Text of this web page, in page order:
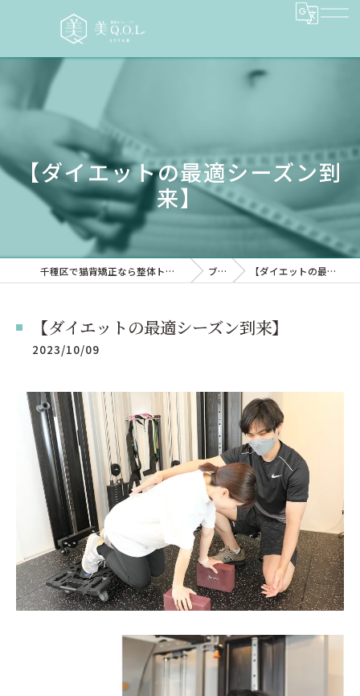
【ダイエットの最適シーズン到
来】
千種区で猫背矯正なら整体トレーニングサロン 美QOL ブログ 【ダイエットの最適シーズン到来】
【ダイエットの最適シーズン到来】
2023/10/09